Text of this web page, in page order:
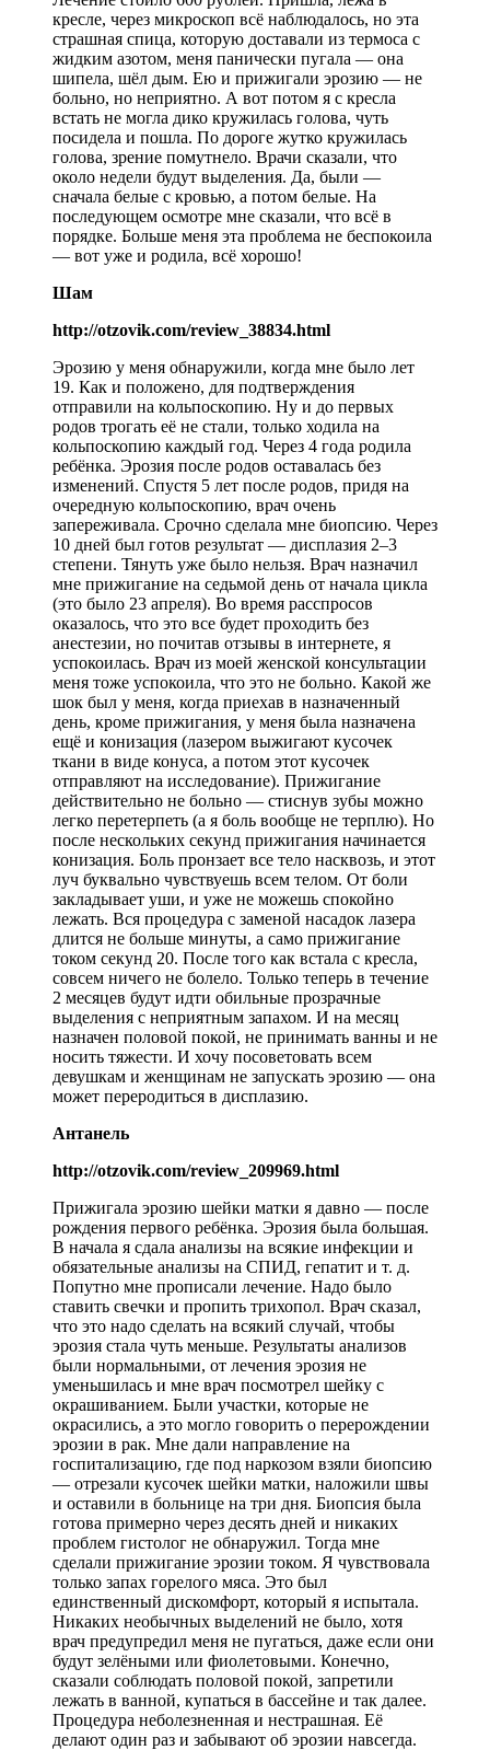
кресле, через микроскоп всё наблюдалось, но эта
страшная спица, которую доставали из термоса с
жидким азотом, меня панически пугала — она
шипела, шёл дым. Ею и прижигали эрозию — не
больно, но неприятно. А вот потом я с кресла
встать не могла дико кружилась голова, чуть
посидела и пошла. По дороге жутко кружилась
голова, зрение помутнело. Врачи сказали, что
около недели будут выделения. Да, были —
сначала белые с кровью, а потом белые. На
последующем осмотре мне сказали, что всё в
порядке. Больше меня эта проблема не беспокоила
— вот уже и родила, всё хорошо!
Шам
http://otzovik.com/review_38834.html
Эрозию у меня обнаружили, когда мне было лет
19. Как и положено, для подтверждения
отправили на кольпоскопию. Ну и до первых
родов трогать её не стали, только ходила на
кольпоскопию каждый год. Через 4 года родила
ребёнка. Эрозия после родов оставалась без
изменений. Спустя 5 лет после родов, придя на
очередную кольпоскопию, врач очень
запереживала. Срочно сделала мне биопсию. Через
10 дней был готов результат — дисплазия 2–3
степени. Тянуть уже было нельзя. Врач назначил
мне прижигание на седьмой день от начала цикла
(это было 23 апреля). Во время расспросов
оказалось, что это все будет проходить без
анестезии, но почитав отзывы в интернете, я
успокоилась. Врач из моей женской консультации
меня тоже успокоила, что это не больно. Какой же
шок был у меня, когда приехав в назначенный
день, кроме прижигания, у меня была назначена
ещё и конизация (лазером выжигают кусочек
ткани в виде конуса, а потом этот кусочек
отправляют на исследование). Прижигание
действительно не больно — стиснув зубы можно
легко перетерпеть (а я боль вообще не терплю). Но
после нескольких секунд прижигания начинается
конизация. Боль пронзает все тело насквозь, и этот
луч буквально чувствуешь всем телом. От боли
закладывает уши, и уже не можешь спокойно
лежать. Вся процедура с заменой насадок лазера
длится не больше минуты, а само прижигание
током секунд 20. После того как встала с кресла,
совсем ничего не болело. Только теперь в течение
2 месяцев будут идти обильные прозрачные
выделения с неприятным запахом. И на месяц
назначен половой покой, не принимать ванны и не
носить тяжести. И хочу посоветовать всем
девушкам и женщинам не запускать эрозию — она
может переродиться в дисплазию.
Антанель
http://otzovik.com/review_209969.html
Прижигала эрозию шейки матки я давно — после
рождения первого ребёнка. Эрозия была большая.
В начала я сдала анализы на всякие инфекции и
обязательные анализы на СПИД, гепатит и т. д.
Попутно мне прописали лечение. Надо было
ставить свечки и пропить трихопол. Врач сказал,
что это надо сделать на всякий случай, чтобы
эрозия стала чуть меньше. Результаты анализов
были нормальными, от лечения эрозия не
уменьшилась и мне врач посмотрел шейку с
окрашиванием. Были участки, которые не
окрасились, а это могло говорить о перерождении
эрозии в рак. Мне дали направление на
госпитализацию, где под наркозом взяли биопсию
— отрезали кусочек шейки матки, наложили швы
и оставили в больнице на три дня. Биопсия была
готова примерно через десять дней и никаких
проблем гистолог не обнаружил. Тогда мне
сделали прижигание эрозии током. Я чувствовала
только запах горелого мяса. Это был
единственный дискомфорт, который я испытала.
Никаких необычных выделений не было, хотя
врач предупредил меня не пугаться, даже если они
будут зелёными или фиолетовыми. Конечно,
сказали соблюдать половой покой, запретили
лежать в ванной, купаться в бассейне и так далее.
Процедура неболезненная и нестрашная. Её
делают один раз и забывают об эрозии навсегда.